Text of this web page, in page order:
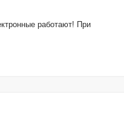
работают! При